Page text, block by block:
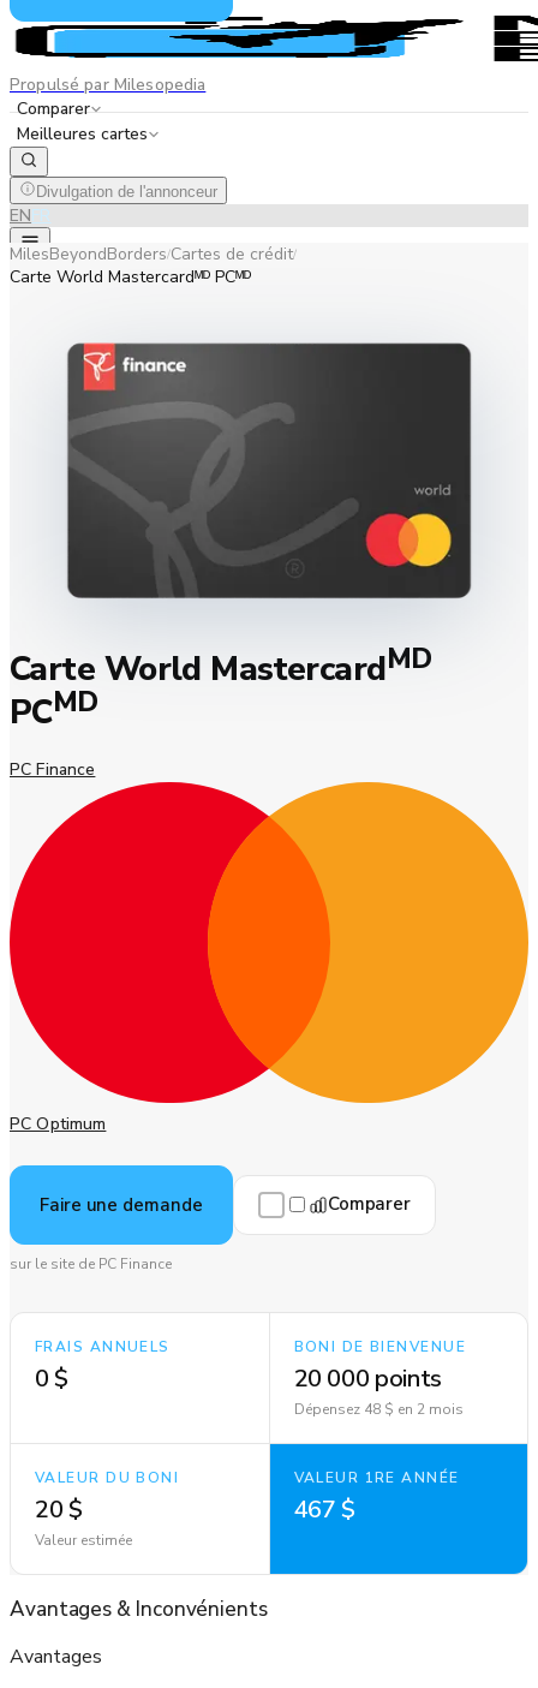
Propulsé par Milesopedia
Comparer
Meilleures cartes
Divulgation de l'annonceur
ENFR
MilesBeyondBorders/Cartes de crédit/
Carte World Mastercardᴹᴰ PCᴹᴰ
Carte World MastercardMD
PCMD
PC Finance
PC Optimum
Faire une demande Comparer
sur le site de PC Finance
FRAIS ANNUELS
0 $
BONI DE BIENVENUE
20 000 points
Dépensez 48 $ en 2 mois
VALEUR DU BONI
20 $
Valeur estimée
VALEUR 1RE ANNÉE
467 $
Avantages & Inconvénients
Avantages